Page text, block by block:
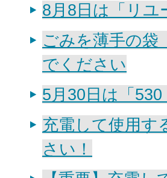
8月8日は「リユ
ごみを薄手の袋
でください
5月30日は「
充電して使用す
さい！